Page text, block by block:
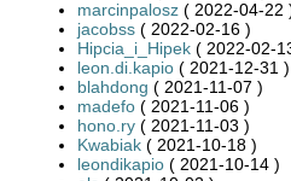
marcinpalosz ( 2022-04-22
jacobss ( 2022-02-16 )
Hipcia_i_Hipek ( 2022-02-
leon.di.kapio ( 2021-12-31 )
blahdong ( 2021-11-07 )
madefo ( 2021-11-06 )
hono.ry ( 2021-11-03 )
Kwabiak ( 2021-10-18 )
leondikapio ( 2021-10-14 )